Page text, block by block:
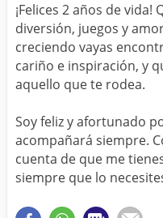
SOBRINA
HERMANO
NOVIA
PAPA
TIA
ALGUIEN ESPECIAL
TODAS
¡Felices 2 años de
diversión, juegos y
creciendo vayas
cariño e inspiración, y
aquello que te rodea.
Soy feliz y afortunado
acompañará siempre.
cuenta de que me
siempre que lo